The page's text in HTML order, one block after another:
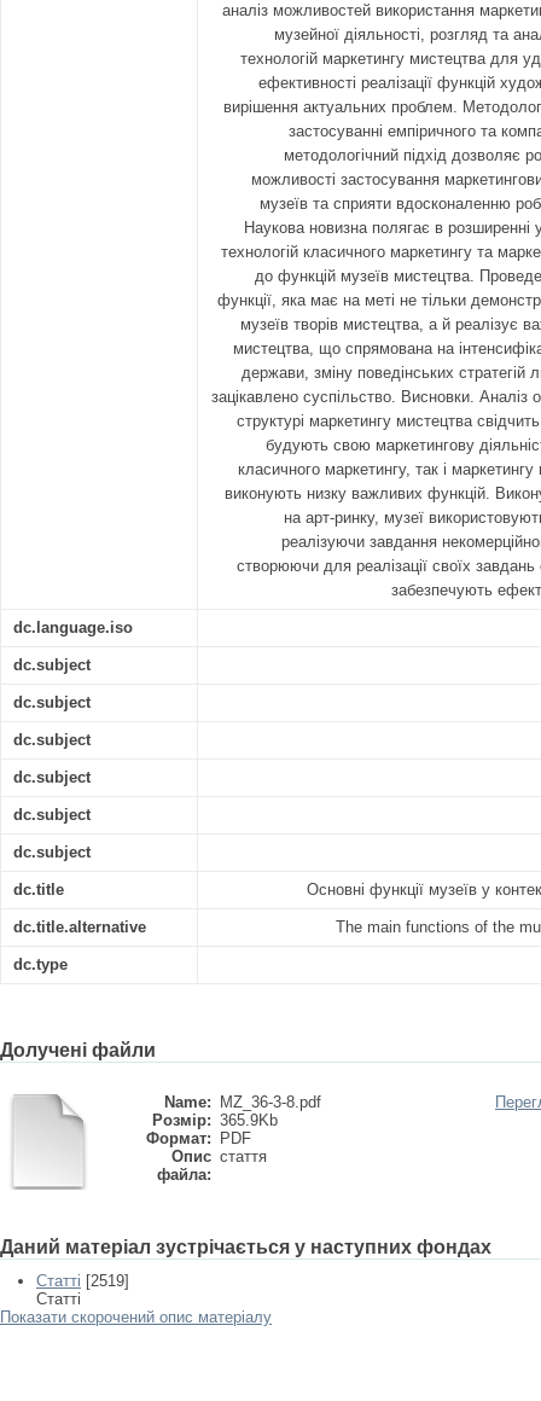
аналіз можливостей використання
музейної діяльності, розгляд та
технологій маркетингу мистецтва для
ефективності реалізації функцій
вирішення актуальних проблем.
застосуванні емпіричного та
методологічний підхід дозволяє
можливості застосування
музеїв та сприяти вдосконаленню
Наукова новизна полягає в розширенні
технологій класичного маркетингу та
до функцій музеїв мистецтва.
функції, яка має на меті не тільки
музеїв творів мистецтва, а й реалізує
мистецтва, що спрямована на
держави, зміну поведінських
зацікавлено суспільство. Висновки. Аналіз
структурі маркетингу мистецтва
будують свою маркетингову
класичного маркетингу, так і
виконують низку важливих функцій.
на арт-ринку, музеї
реалізуючи завдання
створюючи для реалізації своїх завдань
забезпечують
dc.language.iso
dc.subject
dc.subject
dc.subject
dc.subject
dc.subject
dc.subject
dc.title Основні функції музеїв у
dc.title.alternative The main functions of the
dc.type
Долучені файли
Name:
MZ_36-3-8.pdf
Розмір: 365.9Kb
Формат:
PDF
Опис
файла:
стаття
Даний матеріал зустрічається у наступних фондах
Статті [2519]
Статті
Показати скорочений опис матеріалу